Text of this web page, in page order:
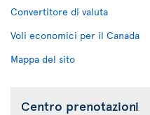
Convertitore di valuta
Voli economici per il Canada
Mappa del sito
Centro prenotazioni